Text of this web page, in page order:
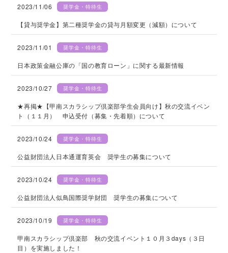
2023/11/06 奨学金・特待生
【貸与奨学金】第二種奨学金の貸与月額変更（減額）について
2023/11/01 奨学金・特待生
日本政策金融公庫の「国の教育ローン」に関する最新情報
2023/10/27 奨学金・特待生
★再掲★【甲南スカラシップ倶楽部学生会員向け】秋の交流イベン
ト（１１月） 申込受付（募集・先着順）について
2023/10/24 奨学金・特待生
公益財団法人日本通運育英会 奨学生の募集について
2023/10/24 奨学金・特待生
公益財団法人似鳥国際奨学財団 奨学生の募集について
2023/10/19 奨学金・特待生
甲南スカラシップ倶楽部 秋の交流イベント１０月３days（３日
目）を実施しました！